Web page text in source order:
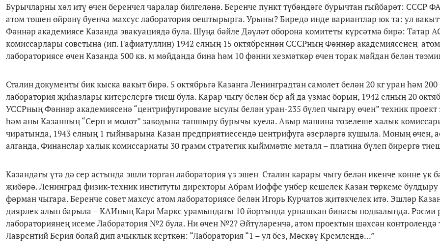
Бурычларны хәл итү өчен беренчел чаралар билгеләнә. Беренче пункт түбәндәге бурычтан гыйбарәт: СССР
атом төшен өйрәнү буенча махсус лаборатория оештырырга. Урыны? Биредә инде вариантлар юк та: ул
Фәннәр академиясе Казанда эвакуациядә була. Шуңа бәйле Дәүләт оборона комитеты күрсәтмә бирә: Татар
комиссарлары советына (ип. Гафиатуллин) 1942 елның 15 октябреннән СССРның Фәннәр академиясенең
лабораториясе өчен Казанда 500 кв. м мәйданда бина һәм 10 фәнни хезмәткәр өчен торак мәйдан белән
Сталин документы бик кыска вакыт бирә. 5 октябрьгә Казанга Ленинградтан самолет белән 20 кг уран һәм 200
лаборатория җиһазлары китерелергә тиеш була. Карар чыгу белән бер ай да узмас борын, 1942 елның 20
УССРның Фәннәр академиясенә “центрифугироваие ысулы белән уран-235 бүлеп чыгару өчен” техник проект
һәм аны Казанның “Серп и молот” заводына тапшыру бурычы куела. Авыр машина төзелеше халык
чиратында, 1943 елның 1 гыйнварына Казан предприятиесендә центрифуга әзерләргә кушыла. Моның өчен,
алганда, Финанслар халык комиссариаты 30 грамм стратегик кыйммәтле металл – платина бүлеп бирергә
Казандагы үтә дә сер астында эшли торган лаборатория үз эшен Сталин карары чыгу белән икенче көнне үк
җибәрә. Ленинград физик-техник институты директоры Абрам Иоффе унбер кешелек Казан төркеме
фәрман чыгара. Беренче совет махсус атом лабораториясе белән Игорь Курчатов җитәкчелек итә. Эшләр
диярлек алып барыла – КАИның Карл Маркс урамындагы 10 йортында урнашкан бинасы подвалында. Рәсми
лабораториянең исеме Лаборатория №2 була. Ни өчен №2? Әйтүләренчә, атом проектын шәхсән контролендә
Лаврентий Берия болай дип ачыклык керткән: “Лаборатория “1 – ул без, Мәскәү Кремлендә...”